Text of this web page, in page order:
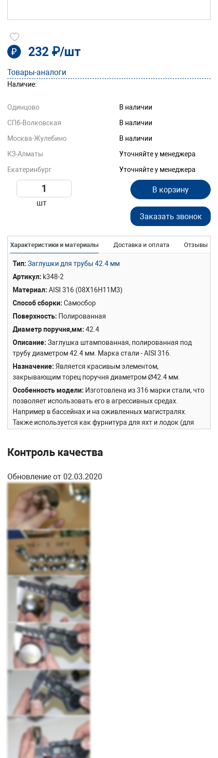
₽ 232 ₽/шт
Товары-аналоги
Наличие:
Одинцово
В наличии
СПб-Волковская
В наличии
Москва-Жулебино
В наличии
КЗ-Алматы
Уточняйте у менеджера
Екатеринбург
Уточняйте у менеджера
шт
В корзину
Заказать звонок
Характеристики и материалы Доставка и оплата Отзывы
Тип Заглушки для трубы 42.4 мм
Артикул k348-2
Материал AISI 316 (08Х16Н11М3)
Способ сборки Самосбор
Поверхность Полированная
Диаметр поручня,мм 42.4
Описание Заглушка штампованная, полированная под
трубу диаметром 42.4 мм. Марка стали - AISI 316.
Назначение Является красивым элементом,
закрывающим торец поручня диаметром Ø42.4 мм.
Особенность модели Изготовлена из 316 марки стали, что
позволяет использовать его в агрессивных средах.
Например в бассейнах и на оживленных магистралях.
Также используется как фурнитура для яхт и лодок (для
Контроль качества
Обновление от 02.03.2020